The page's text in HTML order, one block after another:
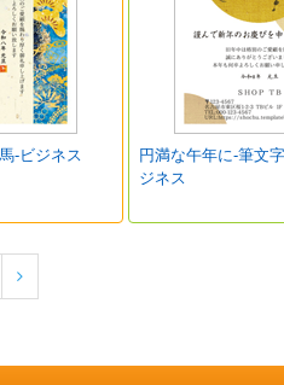
-ビジネス
円満な午年に‐筆文
ジネス